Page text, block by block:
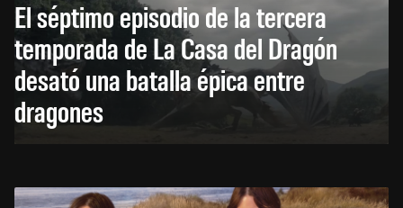
El séptimo episodio de la tercera
temporada de La Casa del Dragón
desató una batalla épica entre
dragones